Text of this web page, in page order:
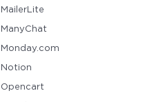
MailerLite
ManyChat
Monday.com
Notion
Opencart